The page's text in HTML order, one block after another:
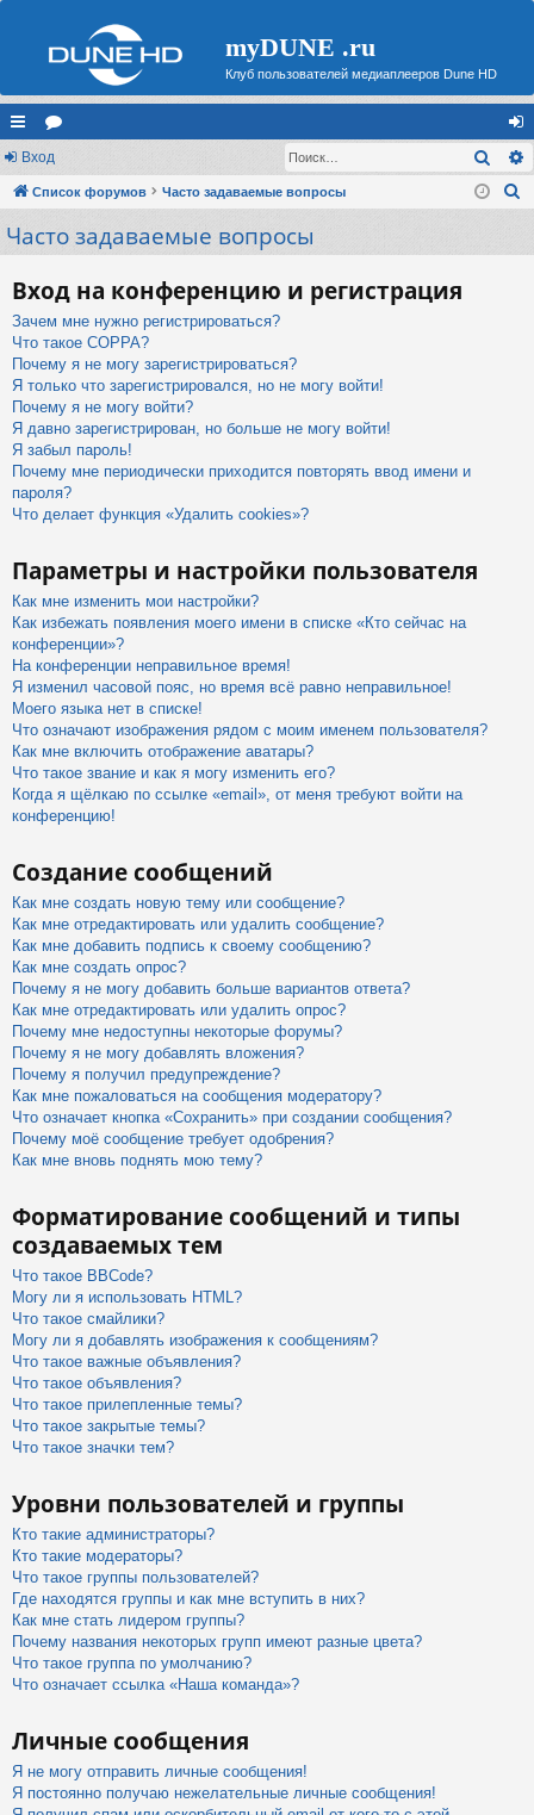
myDUNE .ru
Клуб пользователей медиаплееров Dune HD
с
ы
лк
ор
ум
хо
д
Вход
Список форумов Часто задаваемые вопросы
Часто задаваемые вопросы
Вход на конференцию и регистрация
Зачем мне нужно регистрироваться?
Что такое COPPA?
Почему я не могу зарегистрироваться?
Я только что зарегистрировался, но не могу войти!
Почему я не могу войти?
Я давно зарегистрирован, но больше не могу войти!
Я забыл пароль!
Почему мне периодически приходится повторять ввод имени и
пароля?
Что делает функция «Удалить cookies»?
Параметры и настройки пользователя
Как мне изменить мои настройки?
Как избежать появления моего имени в списке «Кто сейчас на
конференции»?
На конференции неправильное время!
Я изменил часовой пояс, но время всё равно неправильное!
Моего языка нет в списке!
Что означают изображения рядом с моим именем пользователя?
Как мне включить отображение аватары?
Что такое звание и как я могу изменить его?
Когда я щёлкаю по ссылке «email», от меня требуют войти на
конференцию!
Создание сообщений
Как мне создать новую тему или сообщение?
Как мне отредактировать или удалить сообщение?
Как мне добавить подпись к своему сообщению?
Как мне создать опрос?
Почему я не могу добавить больше вариантов ответа?
Как мне отредактировать или удалить опрос?
Почему мне недоступны некоторые форумы?
Почему я не могу добавлять вложения?
Почему я получил предупреждение?
Как мне пожаловаться на сообщения модератору?
Что означает кнопка «Сохранить» при создании сообщения?
Почему моё сообщение требует одобрения?
Как мне вновь поднять мою тему?
Форматирование сообщений и типы
создаваемых тем
Что такое BBCode?
Могу ли я использовать HTML?
Что такое смайлики?
Могу ли я добавлять изображения к сообщениям?
Что такое важные объявления?
Что такое объявления?
Что такое прилепленные темы?
Что такое закрытые темы?
Что такое значки тем?
Уровни пользователей и группы
Кто такие администраторы?
Кто такие модераторы?
Что такое группы пользователей?
Где находятся группы и как мне вступить в них?
Как мне стать лидером группы?
Почему названия некоторых групп имеют разные цвета?
Что такое группа по умолчанию?
Что означает ссылка «Наша команда»?
Личные сообщения
Я не могу отправить личные сообщения!
Я постоянно получаю нежелательные личные сообщения!